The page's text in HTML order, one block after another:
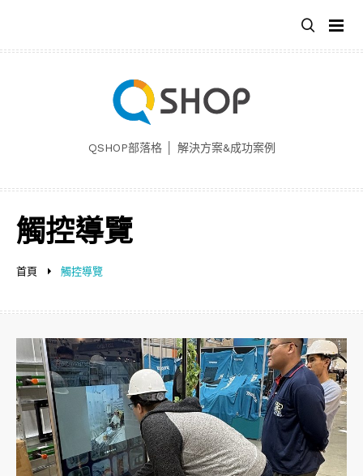
主
QSHOP部落格 │ 解決方案&成功案例
首頁 觸控導覽
觸控導覽